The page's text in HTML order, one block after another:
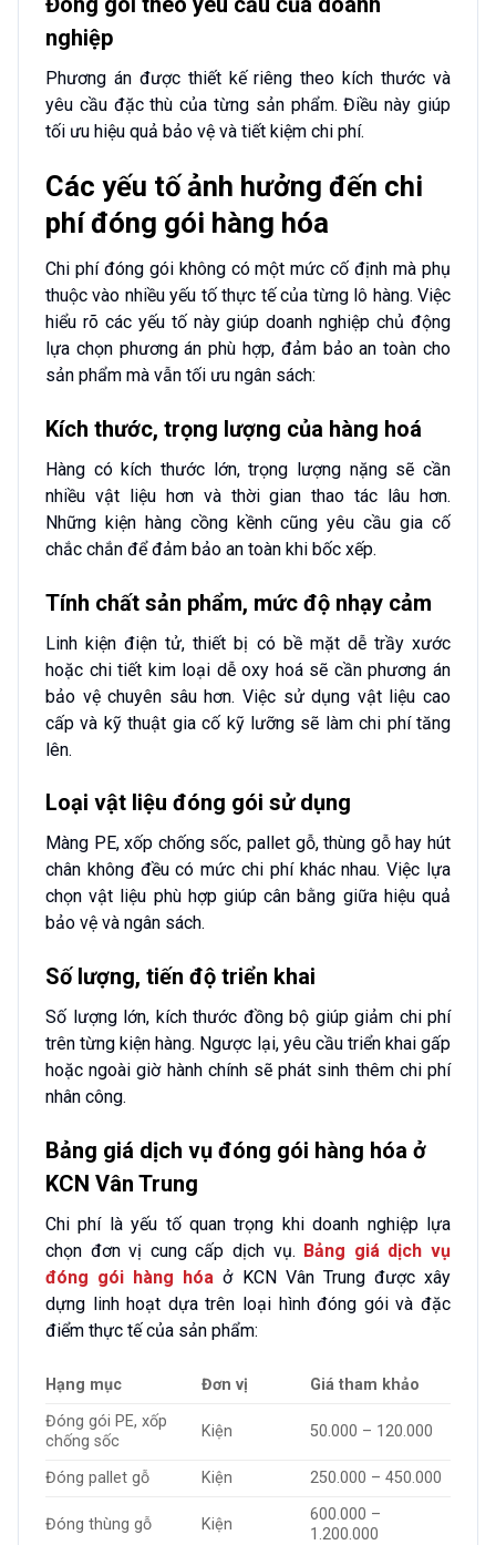
nghiệp
Phương án được thiết kế riêng theo kích thước và
yêu cầu đặc thù của từng sản phẩm. Điều này giúp
tối ưu hiệu quả bảo vệ và tiết kiệm chi phí.
Các yếu tố ảnh hưởng đến chi
phí đóng gói hàng hóa
Chi phí đóng gói không có một mức cố định mà phụ
thuộc vào nhiều yếu tố thực tế của từng lô hàng. Việc
hiểu rõ các yếu tố này giúp doanh nghiệp chủ động
lựa chọn phương án phù hợp, đảm bảo an toàn cho
sản phẩm mà vẫn tối ưu ngân sách:
Kích thước, trọng lượng của hàng hoá
Hàng có kích thước lớn, trọng lượng nặng sẽ cần
nhiều vật liệu hơn và thời gian thao tác lâu hơn.
Những kiện hàng cồng kềnh cũng yêu cầu gia cố
chắc chắn để đảm bảo an toàn khi bốc xếp.
Tính chất sản phẩm, mức độ nhạy cảm
Linh kiện điện tử, thiết bị có bề mặt dễ trầy xước
hoặc chi tiết kim loại dễ oxy hoá sẽ cần phương án
bảo vệ chuyên sâu hơn. Việc sử dụng vật liệu cao
cấp và kỹ thuật gia cố kỹ lưỡng sẽ làm chi phí tăng
lên.
Loại vật liệu đóng gói sử dụng
Màng PE, xốp chống sốc, pallet gỗ, thùng gỗ hay hút
chân không đều có mức chi phí khác nhau. Việc lựa
chọn vật liệu phù hợp giúp cân bằng giữa hiệu quả
bảo vệ và ngân sách.
Số lượng, tiến độ triển khai
Số lượng lớn, kích thước đồng bộ giúp giảm chi phí
trên từng kiện hàng. Ngược lại, yêu cầu triển khai gấp
hoặc ngoài giờ hành chính sẽ phát sinh thêm chi phí
nhân công.
Bảng giá dịch vụ đóng gói hàng hóa ở
KCN Vân Trung
Chi phí là yếu tố quan trọng khi doanh nghiệp lựa
chọn đơn vị cung cấp dịch vụ. Bảng giá dịch vụ
đóng gói hàng hóa ở KCN Vân Trung được xây
dựng linh hoạt dựa trên loại hình đóng gói và đặc
điểm thực tế của sản phẩm:
Hạng mục Đơn vị
Giá tham khảo
Đóng gói PE, xốp
chống sốc
Kiện 50.000 – 120.000
Đóng pallet gỗ Kiện 250.000 – 450.000
Đóng thùng gỗ Kiện
600.000 –
1.200.000